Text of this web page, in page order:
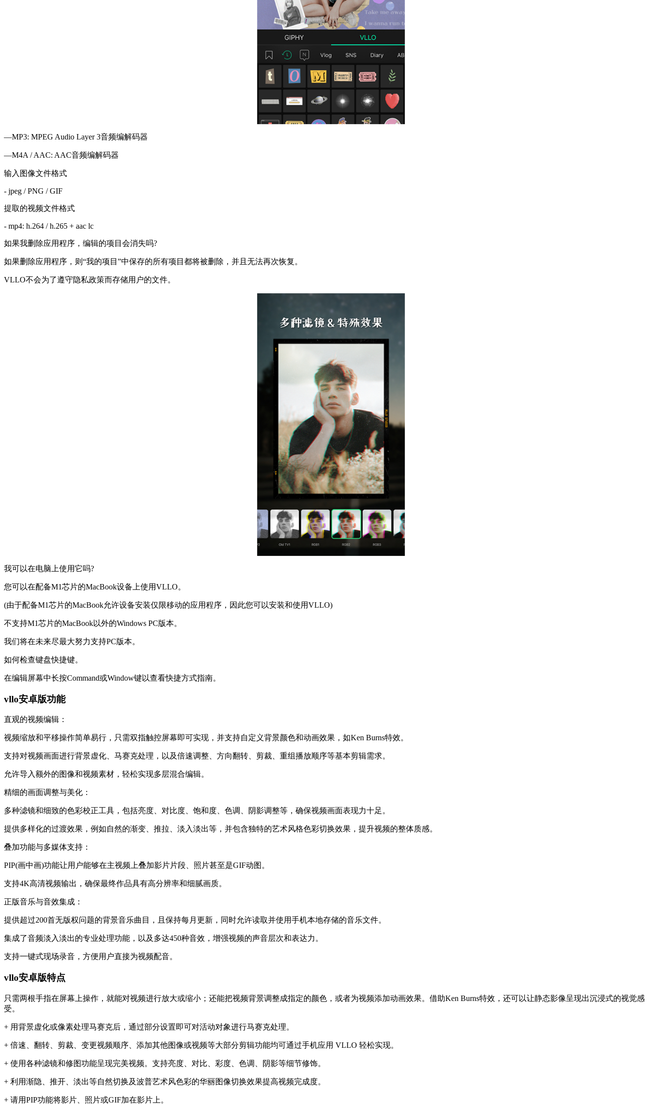
—MP3: MPEG Audio Layer 3音频编解码器
—M4A / AAC: AAC音频编解码器
输入图像文件格式
- jpeg / PNG / GIF
提取的视频文件格式
- mp4: h.264 / h.265 + aac lc
如果我删除应用程序，编辑的项目会消失吗?
如果删除应用程序，则“我的项目”中保存的所有项目都将被删除，并且无法再次恢复。
VLLO不会为了遵守隐私政策而存储用户的文件。
我可以在电脑上使用它吗?
您可以在配备M1芯片的MacBook设备上使用VLLO。
(由于配备M1芯片的MacBook允许设备安装仅限移动的应用程序，因此您可以安装和使用VLLO)
不支持M1芯片的MacBook以外的Windows PC版本。
我们将在未来尽最大努力支持PC版本。
如何检查键盘快捷键。
在编辑屏幕中长按Command或Window键以查看快捷方式指南。
vllo安卓版功能
直观的视频编辑：
视频缩放和平移操作简单易行，只需双指触控屏幕即可实现，并支持自定义背景颜色和动画效果，如Ken Burns特效。
支持对视频画面进行背景虚化、马赛克处理，以及倍速调整、方向翻转、剪裁、重组播放顺序等基本剪辑需求。
允许导入额外的图像和视频素材，轻松实现多层混合编辑。
精细的画面调整与美化：
多种滤镜和细致的色彩校正工具，包括亮度、对比度、饱和度、色调、阴影调整等，确保视频画面表现力十足。
提供多样化的过渡效果，例如自然的渐变、推拉、淡入淡出等，并包含独特的艺术风格色彩切换效果，提升视频的整体质感。
叠加功能与多媒体支持：
PIP(画中画)功能让用户能够在主视频上叠加影片片段、照片甚至是GIF动图。
支持4K高清视频输出，确保最终作品具有高分辨率和细腻画质。
正版音乐与音效集成：
提供超过200首无版权问题的背景音乐曲目，且保持每月更新，同时允许读取并使用手机本地存储的音乐文件。
集成了音频淡入淡出的专业处理功能，以及多达450种音效，增强视频的声音层次和表达力。
支持一键式现场录音，方便用户直接为视频配音。
vllo安卓版特点
只需两根手指在屏幕上操作，就能对视频进行放大或缩小；还能把视频背景调整成指定的颜色，或者为视频添加动画效果。借助Ken Burns特效，还可以让静态影像呈现出沉浸式的视觉感
受。
+ 用背景虚化或像素处理马赛克后，通过部分设置即可对活动对象进行马赛克处理。
+ 倍速、翻转、剪裁、变更视频顺序、添加其他图像或视频等大部分剪辑功能均可通过手机应用 VLLO 轻松实现。
+ 使用各种滤镜和修图功能呈现完美视频。支持亮度、对比、彩度、色调、阴影等细节修饰。
+ 利用渐隐、推开、淡出等自然切换及波普艺术风色彩的华丽图像切换效果提高视频完成度。
+ 请用PIP功能将影片、照片或GIF加在影片上。